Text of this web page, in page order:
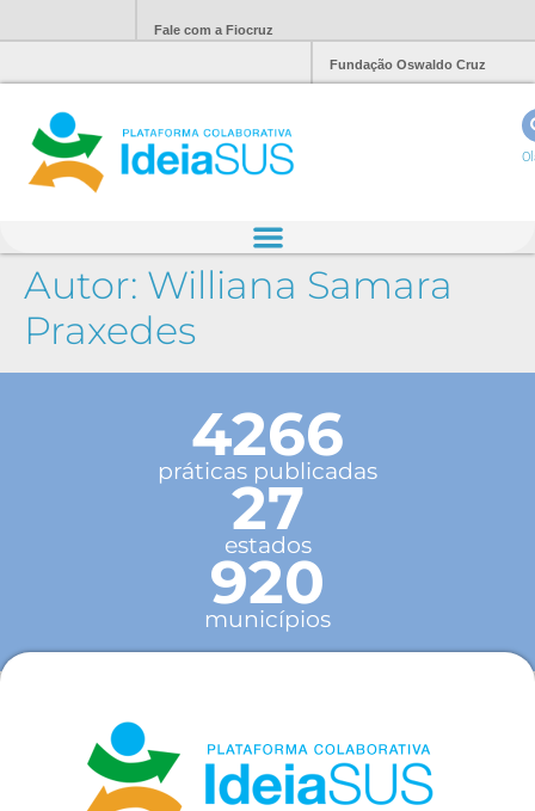
Fale com a Fiocruz
Fundação Oswaldo Cruz
Autor: Williana Samara
Praxedes
4266
práticas publicadas
27
estados
920
municípios